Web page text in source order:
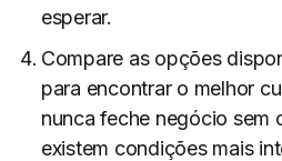
esperar.
Compare as opções
para encontrar o melhor
nunca feche negócio sem
existem condições mais